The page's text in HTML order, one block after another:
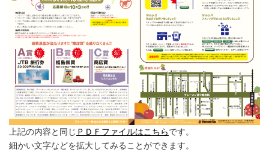
上記の内容と同じ ＰＤＦファイルはこちらです。
細かい文字などを拡大してみることができます。